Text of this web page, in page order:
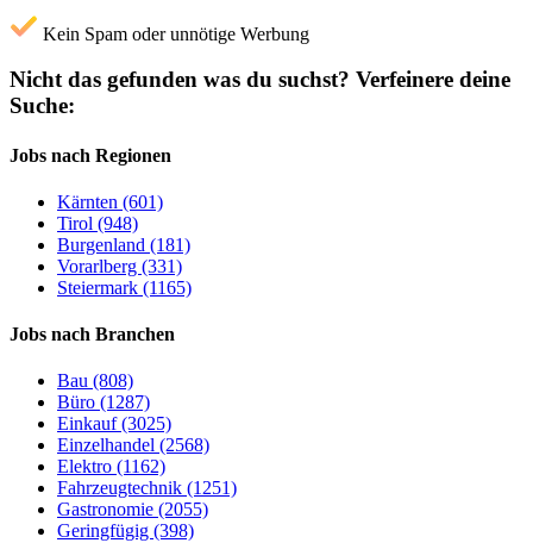
Kein Spam oder unnötige Werbung
Nicht das gefunden was du suchst? Verfeinere deine
Suche:
Jobs nach Regionen
Kärnten (601)
Tirol (948)
Burgenland (181)
Vorarlberg (331)
Steiermark (1165)
Jobs nach Branchen
Bau (808)
Büro (1287)
Einkauf (3025)
Einzelhandel (2568)
Elektro (1162)
Fahrzeugtechnik (1251)
Gastronomie (2055)
Geringfügig (398)